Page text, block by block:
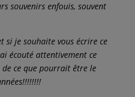
souvenirs enfouis, souvent
si je souhaite vous écrire ce
écouté attentivement ce
ce que pourrait être le